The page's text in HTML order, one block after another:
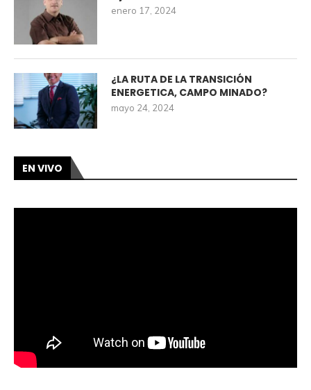
enero 17, 2024
¿LA RUTA DE LA TRANSICIÓN
ENERGETICA, CAMPO MINADO?
mayo 24, 2024
EN VIVO